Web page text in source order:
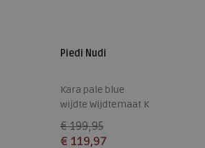
Piedi Nudi
Kara pale blue
wijdte Wijdtemaat K
€ 199,95
€ 119,97